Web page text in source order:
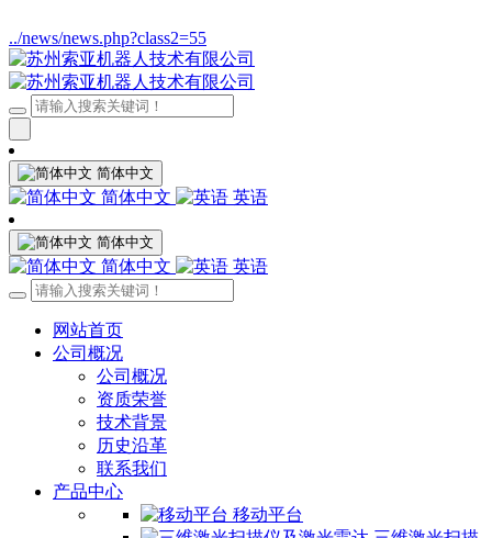
../news/news.php?class2=55
简体中文
简体中文 英语
简体中文
简体中文 英语
网站首页
公司概况
公司概况
资质荣誉
技术背景
历史沿革
联系我们
产品中心
移动平台